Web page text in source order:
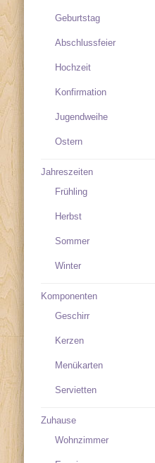
Geburtstag
Abschlussfeier
Hochzeit
Konfirmation
Jugendweihe
Ostern
Jahreszeiten
Frühling
Herbst
Sommer
Winter
Komponenten
Geschirr
Kerzen
Menükarten
Servietten
Zuhause
Wohnzimmer